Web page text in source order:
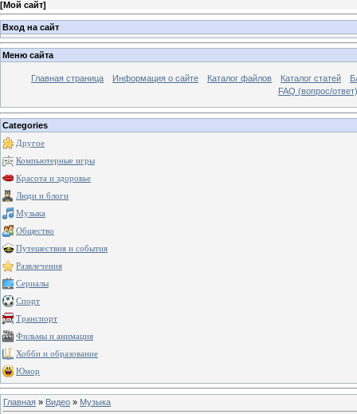
[Мой сайт]
Вход на сайт
Меню сайта
Главная страница Информация о сайте Каталог файлов Каталог статей
FAQ (вопрос/ответ)
Categories
Другое
Компьютерные игры
Красота и здоровье
Люди и блоги
Музыка
Общество
Путешествия и события
Развлечения
Сериалы
Спорт
Транспорт
Фильмы и анимация
Хобби и образование
Юмор
Главная » Видео » Музыка